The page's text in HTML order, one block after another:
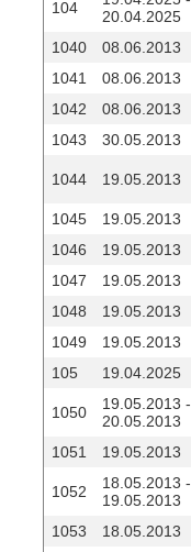
104
20.04.2025
1040 08.06.2013
1041
08.06.2013
1042
08.06.2013
1043
30.05.2013
1044 19.05.2013
1045
19.05.2013
1046
19.05.2013
1047
19.05.2013
1048
19.05.2013
1049
19.05.2013
105
19.04.2025
1050
19.05.2013 -
20.05.2013
1051 19.05.2013
1052
18.05.2013 -
19.05.2013
1053 18.05.2013